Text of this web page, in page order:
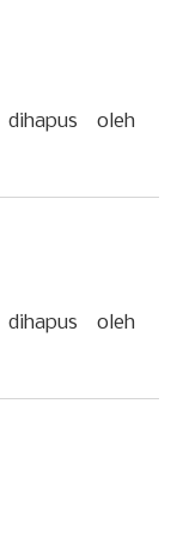
oleh
oleh